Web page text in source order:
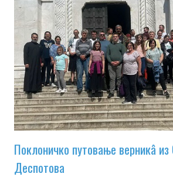
Поклоничко путовање верникâ
Деспотова